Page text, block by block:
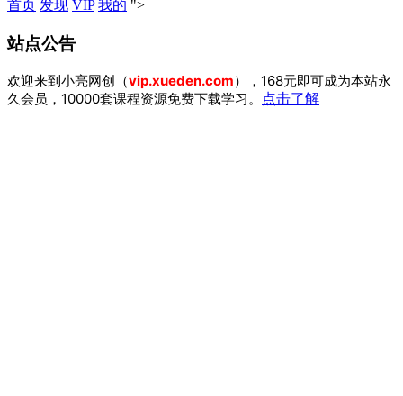
首页 发现 VIP 我的 ">
站点公告
欢迎来到小亮网创（vip.xueden.com），168元即可成为本站永
久会员，10000套课程资源免费下载学习。
点击了解